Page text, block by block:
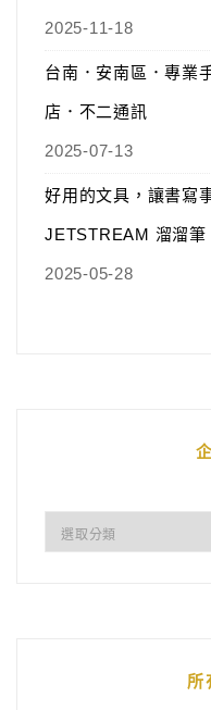
2025-11-18
台南．安南區．專業
店．不二通訊
2025-07-13
好用的文具，讓書寫
JETSTREAM 溜溜筆
2025-05-28
所